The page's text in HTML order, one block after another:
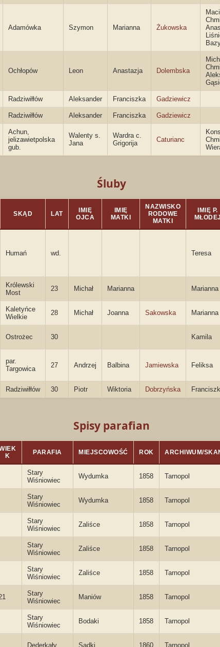
Adamówka Szymon Marianna Żukowska
Ochłopów Leon Anastazja Dolembska
Radziwiłłów Aleksander Franciszka Gadziewicz
Radziwiłłów Aleksander Franciszka Gadziewicz
Achun,
jelizawietpolska
gub.
Walenty s.
Jana
Wardra c.
Grigorija
Caturianc
Śluby
SKĄD LAT
IMIĘ
OJCA
IMIĘ
MATKI
NAZWISKO
RODOWE
MATKI
IMIĘ P.
MŁODEJ
Humań wd. Teresa
Królewski
Most
23 Michał Marianna Marianna
Kaletyńce
Wielkie
28 Michał Joanna Sakowska Marianna
Ostrożec 30 Kamila
par.
Targowica
27 Andrzej Balbina Jamiewska Feliksa
Radziwiłłów 30 Piotr Wiktoria Dobrzyńska
Spisy parafian
K
PARAFIA MIEJSCOWOŚĆ ROK ARCHIWUM/
Stary
Wiśniowiec
Wydumka 1858 Tarnopol
Stary
Wiśniowiec
Wydumka 1858 Tarnopol
Stary
Wiśniowiec
Zaliśce 1858 Tarnopol
Stary
Wiśniowiec
Zaliśce 1858 Tarnopol
Stary
Wiśniowiec
Zaliśce 1858 Tarnopol
Stary
Wiśniowiec
Maniów 1858 Tarnopol
Stary
Wiśniowiec
Bodaki 1858 Tarnopol
Dederkały Sadki 1860 Tarnopol